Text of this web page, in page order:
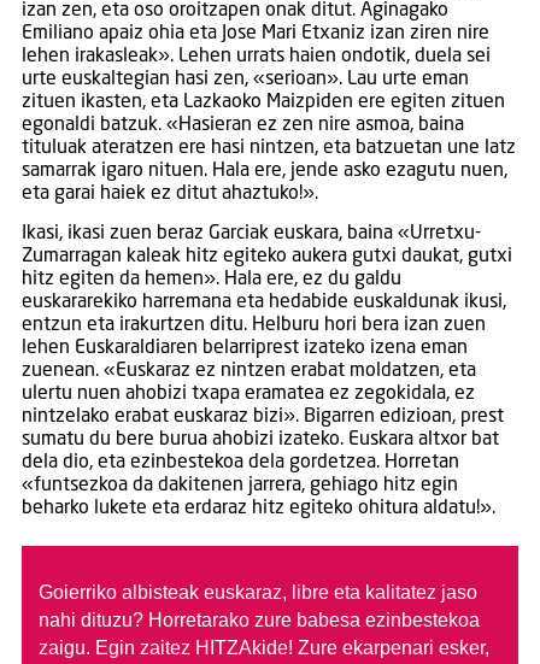
izan zen, eta oso oroitzapen onak ditut. Aginagako
Emiliano apaiz ohia eta Jose Mari Etxaniz izan ziren nire
lehen irakasleak». Lehen urrats haien ondotik, duela sei
urte euskaltegian hasi zen, «serioan». Lau urte eman
zituen ikasten, eta Lazkaoko Maizpiden ere egiten zituen
egonaldi batzuk. «Hasieran ez zen nire asmoa, baina
tituluak ateratzen ere hasi nintzen, eta batzuetan une latz
samarrak igaro nituen. Hala ere, jende asko ezagutu nuen,
eta garai haiek ez ditut ahaztuko!».
Ikasi, ikasi zuen beraz Garciak euskara, baina «Urretxu-
Zumarragan kaleak hitz egiteko aukera gutxi daukat, gutxi
hitz egiten da hemen». Hala ere, ez du galdu
euskararekiko harremana eta hedabide euskaldunak ikusi,
entzun eta irakurtzen ditu. Helburu hori bera izan zuen
lehen Euskaraldiaren belarriprest izateko izena eman
zuenean. «Euskaraz ez nintzen erabat moldatzen, eta
ulertu nuen ahobizi txapa eramatea ez zegokidala, ez
nintzelako erabat euskaraz bizi». Bigarren edizioan, prest
sumatu du bere burua ahobizi izateko. Euskara altxor bat
dela dio, eta ezinbestekoa dela gordetzea. Horretan
«funtsezkoa da dakitenen jarrera, gehiago hitz egin
beharko lukete eta erdaraz hitz egiteko ohitura aldatu!».
Goierriko albisteak euskaraz, libre eta kalitatez jaso
nahi dituzu? Horretarako zure babesa ezinbestekoa
zaigu. Egin zaitez HITZAkide! Zure ekarpenari esker,